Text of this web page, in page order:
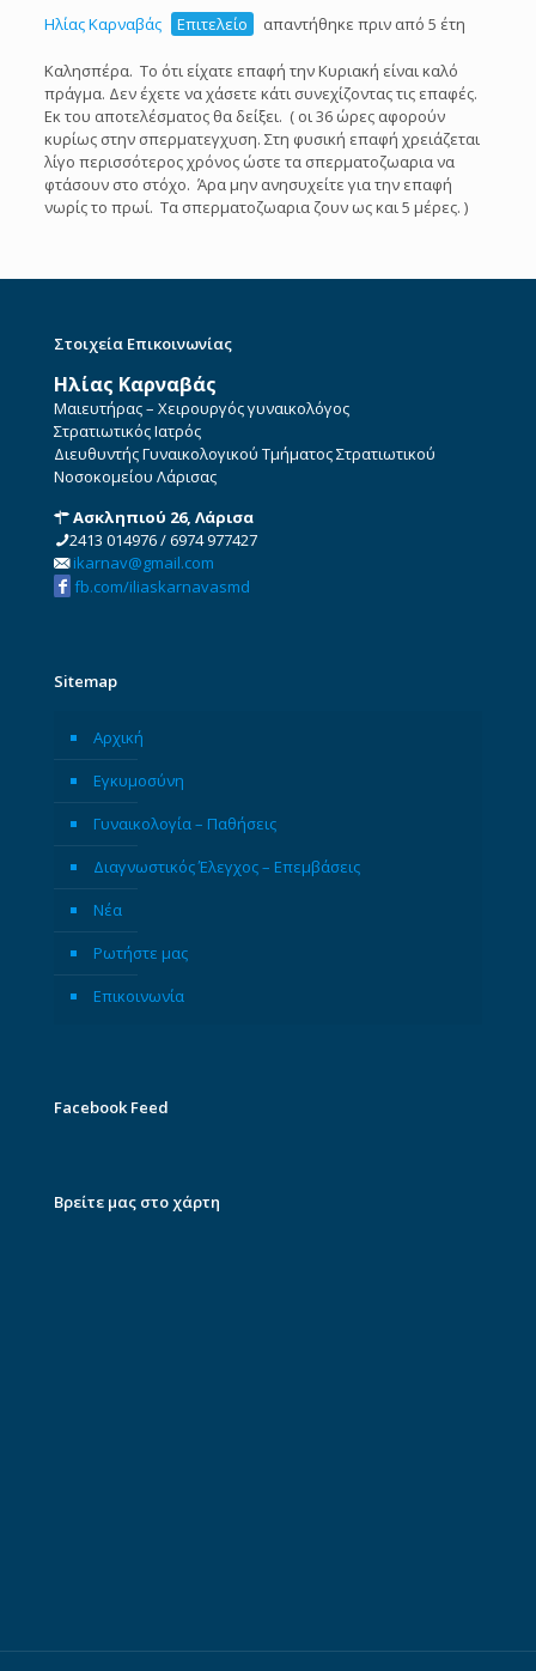
Ηλίας Καρναβάς Επιτελείο απαντήθηκε πριν από 5 έτη
Καλησπέρα. Το ότι είχατε επαφή την Κυριακή είναι καλό
πράγμα. Δεν έχετε να χάσετε κάτι συνεχίζοντας τις επαφές.
Εκ του αποτελέσματος θα δείξει. ( οι 36 ώρες αφορούν
κυρίως στην σπερματεγχυση. Στη φυσική επαφή χρειάζεται
λίγο περισσότερος χρόνος ώστε τα σπερματοζωαρια να
φτάσουν στο στόχο. Άρα μην ανησυχείτε για την επαφή
νωρίς το πρωί. Τα σπερματοζωαρια ζουν ως και 5 μέρες. )
Στοιχεία Επικοινωνίας
Ηλίας Καρναβάς
Μαιευτήρας – Χειρουργός γυναικολόγος
Στρατιωτικός Ιατρός
Διευθυντής Γυναικολογικού Τμήματος Στρατιωτικού
Νοσοκομείου Λάρισας
Ασκληπιού 26, Λάρισα
2413 014976/6974 977427
ikarnav@gmail.com
fb.com/iliaskarnavasmd
Sitemap
Αρχική
Εγκυμοσύνη
Γυναικολογία – Παθήσεις
Διαγνωστικός Έλεγχος – Επεμβάσεις
Νέα
Ρωτήστε μας
Επικοινωνία
Facebook Feed
Βρείτε μας στο χάρτη